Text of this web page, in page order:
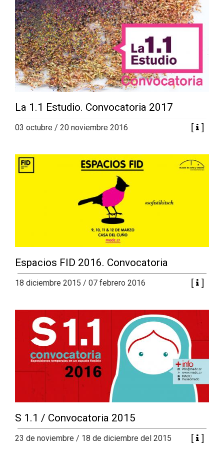
La 1.1 Estudio. Convocatoria 2017
03 octubre / 20 noviembre 2016
Espacios FID 2016. Convocatoria
18 diciembre 2015 / 07 febrero 2016
S 1.1 / Convocatoria 2015
23 de noviembre / 18 de diciembre del 2015